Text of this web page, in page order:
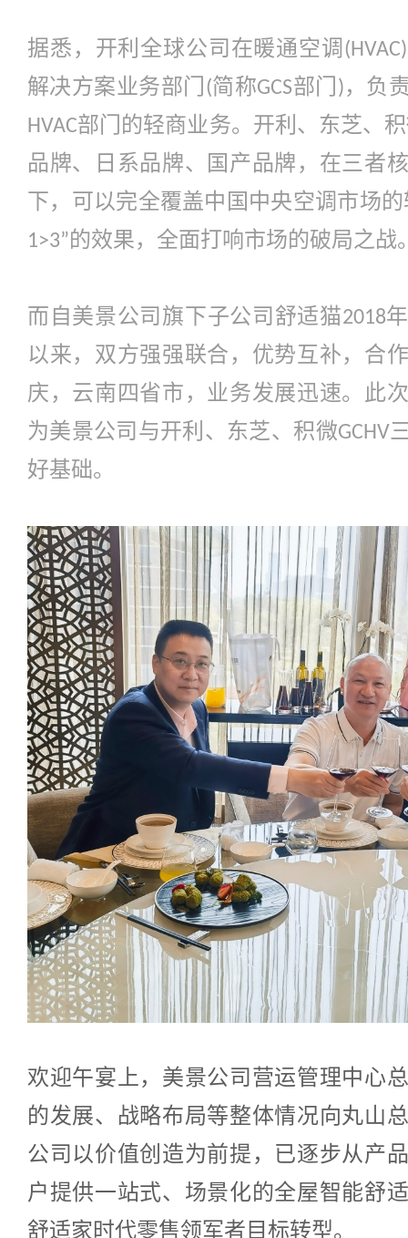
据悉，开利全球公司在暖通空调 (HVAC)
解决方案业务部门
(简称GCS部门 ) ，负
HVAC部门的轻商业务。开利、东芝、
品牌、日系品牌、国产品牌，在三者
下，可以完全覆盖中国中央空调市场
1>3”的效果，全面打响市场的破局之战
而自美景公司旗下子公司舒适猫2018
以来，双方强强联合，优势互补，合
庆，云南四省市，业务发展迅速。此
为美景公司与开利、东芝、积微GCHV
好基础。
欢迎午宴上，美景公司营运管理中心
的发展、战略布局等整体情况向丸山
公司以价值创造为前提，已逐步从产
户提供一站式、场景化的全屋智能舒
舒适家时代零售领军者目标转型。